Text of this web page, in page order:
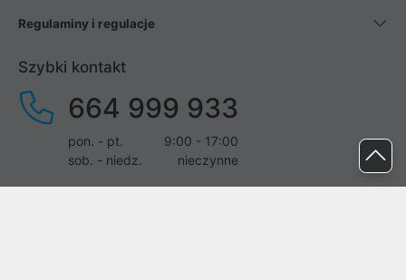
Regulaminy i regulacje
Szybki kontakt
664 999 933
pon. - pt.
9:00 - 17:00
sob. - niedz.
nieczynne